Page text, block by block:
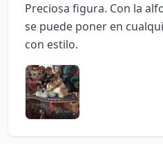
Preciosa figura. Con la
se puede poner en
con estilo.